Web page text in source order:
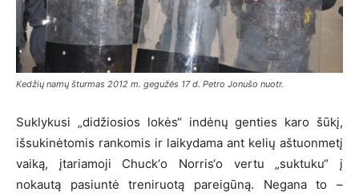
Kedžių namų šturmas 2012 m. gegužės 17 d. Petro Jonušo nuotr.
Suklykusi „didžiosios lokės“ indėnų genties karo šūkį,
išsukinėtomis rankomis ir laikydama ant kelių aštuonmetį
vaiką, įtariamoji Chuck‘o Norris‘o vertu „suktuku“ į
nokautą pasiuntė treniruotą pareigūną. Negana to –